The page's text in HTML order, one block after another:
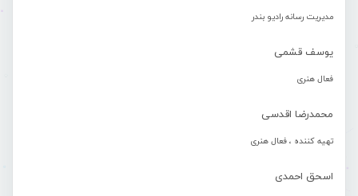
مدیریت رسانه رادیو بندر
یوسف قشمی
فعال هنری
محمدرضا اقدسی
تهیه کننده ، فعال هنری
اسحق احمدی